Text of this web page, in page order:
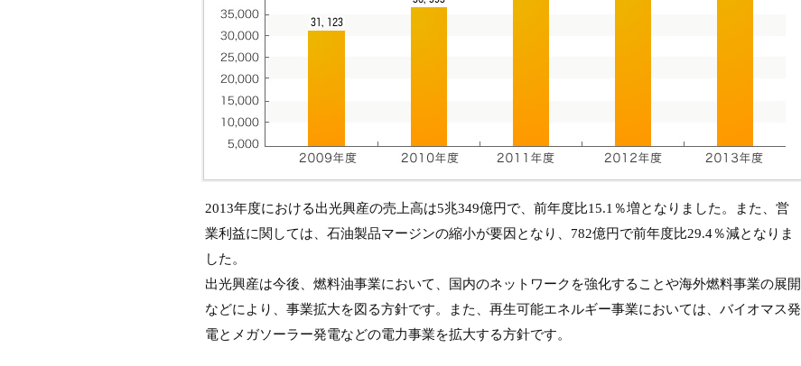
2013年度における出光興産の売上高は5兆349億円で、前年度比15.1％増となりました。また、営
業利益に関しては、石油製品マージンの縮小が要因となり、782億円で前年度比29.4％減となりま
した。
出光興産は今後、燃料油事業において、国内のネットワークを強化することや海外燃料事業の展開
などにより、事業拡大を図る方針です。また、再生可能エネルギー事業においては、バイオマス発
電とメガソーラー発電などの電力事業を拡大する方針です。